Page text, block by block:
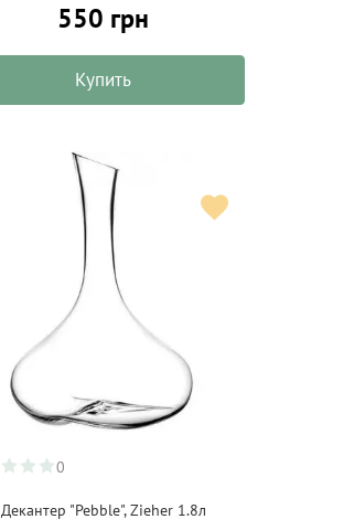
550 грн
Купить
0
Декантер "Pebble", Zieher 1.8л